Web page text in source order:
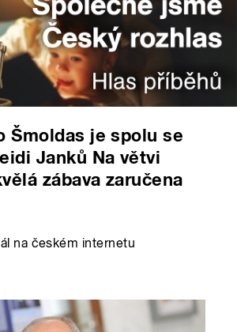
Šmoldas je spolu se
Janků Na větvi
zábava zaručena
na českém internetu